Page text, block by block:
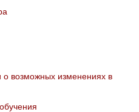
о возможных изменениях в